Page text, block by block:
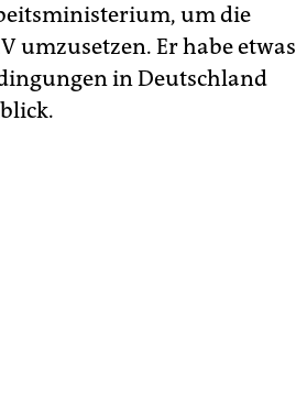
um die
Er habe etwas
in Deutschland